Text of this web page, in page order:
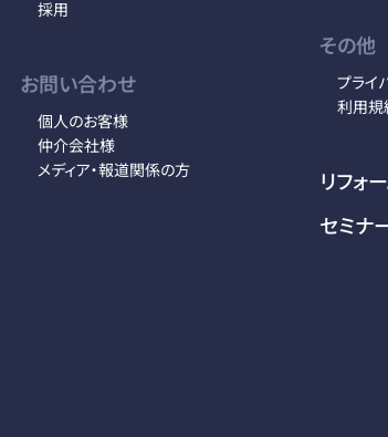
採用
お問い合わせ
個人のお客様
仲介会社様
メディア・報道関係の方
その他
プライ
利用規
リフォ
セミナ